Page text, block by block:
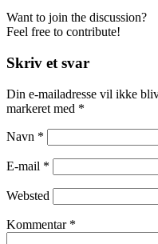
Want to join the discussion?
Feel free to contribute!
Skriv et svar
Din e-mailadresse vil ikke
markeret med *
Navn *
E-mail *
Websted
Kommentar *